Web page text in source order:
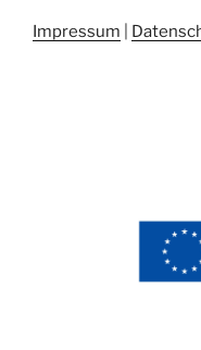
Impressum